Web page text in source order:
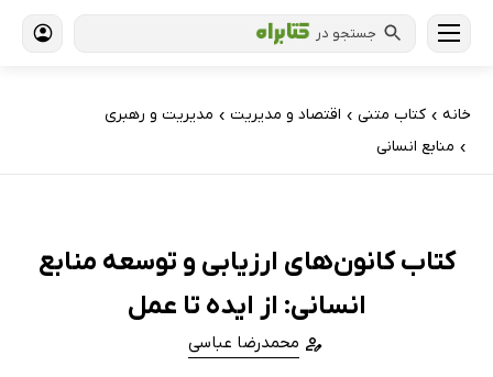
جستجو در
خانه › کتاب‌ متنی › اقتصاد و مدیریت › مدیریت و رهبری
› منابع انسانی
کتاب کانون‌های ارزیابی و توسعه منابع
انسانی: از ایده تا عمل
محمدرضا عباسی